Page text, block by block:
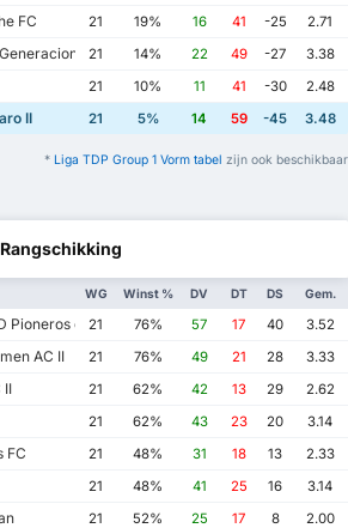
FC 21 19% 16 41 -25
2.71
21 14% 22 49 -27
3.38
21 10% 11 41 -30
2.48
II 21 5% 14 59 -45 3.48
* Liga TDP Group 1 Vorm tabel zijn ook beschikbaar
Rangschikking
WG Winst % DV DT DS Gem.
Pioneros de Cancun II
21 76% 57 17 40
3.52
AC II 21 76% 49 21 28
3.33
II 21 62% 42 13 29
2.62
21 62% 43 23 20
3.14
FC 21 48% 31 18 13
2.33
21 48% 41 25 16
3.14
21 52% 25 17 8
2.00